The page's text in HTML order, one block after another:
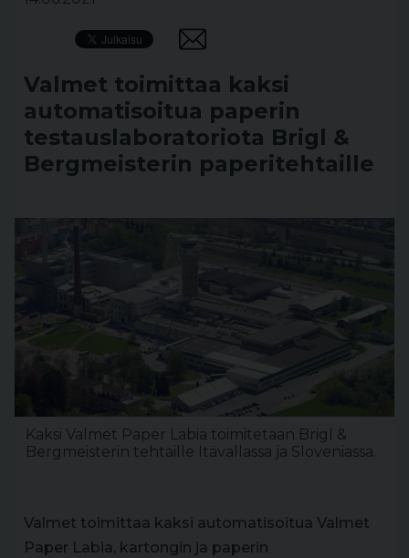
Valmet toimittaa kaksi
automatisoitua paperin
testauslaboratoriota Brigl &
Bergmeisterin paperitehtaille
Kaksi Valmet Paper Labia toimitetaan Brigl &
Bergmeisterin tehtaille Itävallassa ja Sloveniassa.
Valmet toimittaa kaksi automatisoitua Valmet
Paper Labia, kartongin ja paperin